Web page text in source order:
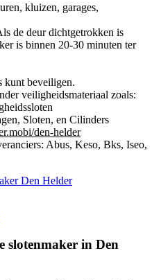
kluizen, garages,
de deur dichtgetrokken is
is binnen 20-30 minuten ter
kunt beveiligen.
veiligheidsmateriaal zoals:
Sloten, en Cilinders
den-helder
Abus, Keso, Bks, Iseo,
Den Helder
slotenmaker in Den